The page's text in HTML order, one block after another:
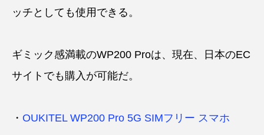
ッチとしても使用できる。
ギミック感満載のWP200 Proは、現在、日本のEC
サイトでも購入が可能だ。
・ OUKITEL WP200 Pro 5G SIMフリー スマホ